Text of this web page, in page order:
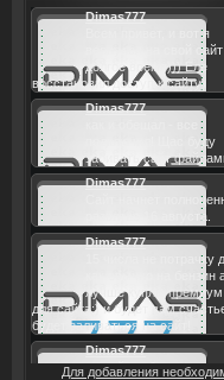
Для добавления